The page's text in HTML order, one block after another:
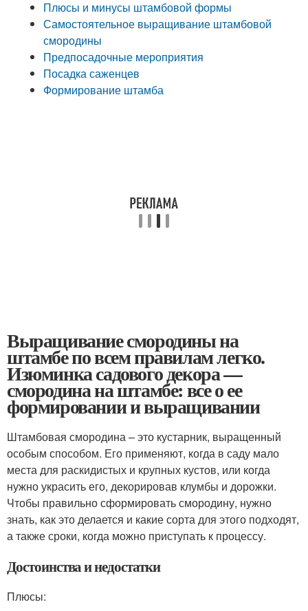
Плюсы и минусы штамбовой формы
Самостоятельное выращивание штамбовой
смородины
Предпосадочные мероприятия
Посадка саженцев
Формирование штамба
Выращивание смородины на
штамбе по всем правилам легко.
Изюминка садового декора —
смородина на штамбе: все о ее
формировании и выращивании
Штамбовая смородина – это кустарник, выращенный
особым способом. Его применяют, когда в саду мало
места для раскидистых и крупных кустов, или когда
нужно украсить его, декорировав клумбы и дорожки.
Чтобы правильно сформировать смородину, нужно
знать, как это делается и какие сорта для этого подходят,
а также сроки, когда можно приступать к процессу.
Достоинства и недостатки
Плюсы: